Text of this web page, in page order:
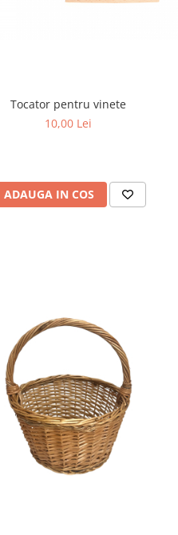
Tocator pentru vinete
10,00 Lei
ADAUGA IN COS